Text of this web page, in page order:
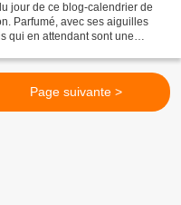
jour de ce blog-calendrier de
Parfumé, avec ses aiguilles
qui en attendant sont une
Page suivante >